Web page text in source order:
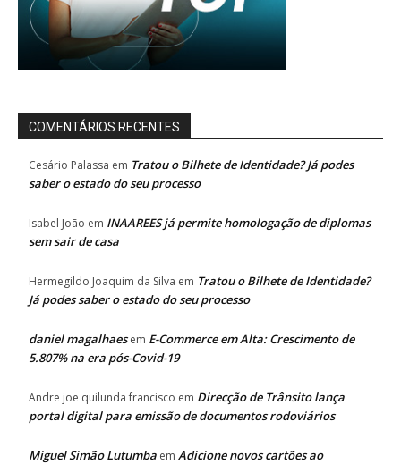
COMENTÁRIOS RECENTES
Cesário Palassa em Tratou o Bilhete de Identidade? Já podes
saber o estado do seu processo
Isabel João em INAAREES já permite homologação de diplomas
sem sair de casa
Hermegildo Joaquim da Silva em Tratou o Bilhete de Identidade?
Já podes saber o estado do seu processo
daniel magalhaesem E-Commerce em Alta: Crescimento de
5.807% na era pós-Covid-19
Andre joe quilunda francisco em Direcção de Trânsito lança
portal digital para emissão de documentos rodoviários
Miguel Simão Lutumba em Adicione novos cartões ao